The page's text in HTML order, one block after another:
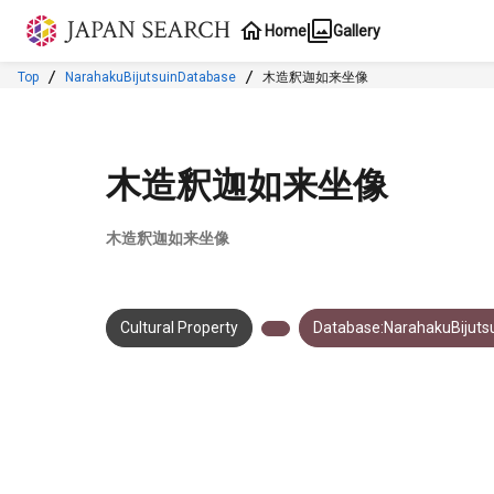
Jump to main content
Home Gallery
Top NarahakuBijutsuinDatabase 木造釈迦如来坐像
木造釈迦如来坐像
木造釈迦如来坐像
Cultural Property